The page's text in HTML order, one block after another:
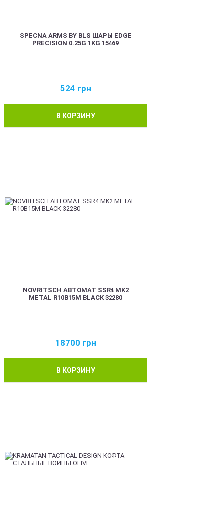
SPECNA ARMS BY BLS ШАРЫ EDGE
PRECISION 0.25G 1KG 15469
524 грн
В КОРЗИНУ
NOVRITSCH АВТОМАТ SSR4 MK2
METAL R10B15M BLACK 32280
18700 грн
В КОРЗИНУ